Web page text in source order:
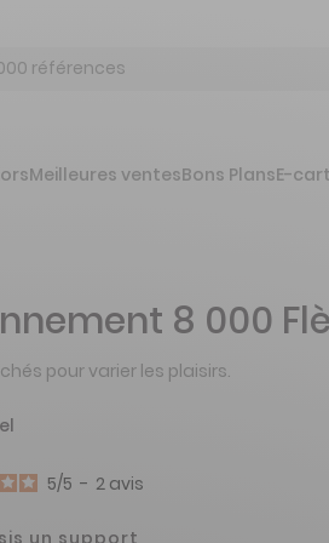
Meilleures ventesBons PlansE-
8 000
pour varier les plaisirs.
5/5 - 2 avis
un support